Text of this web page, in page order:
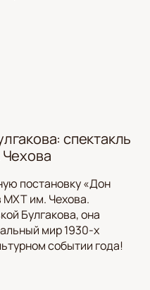
спектакль
постановку «Дон
МХТ им. Чехова.
Булгакова, она
мир 1930-х
событии года!